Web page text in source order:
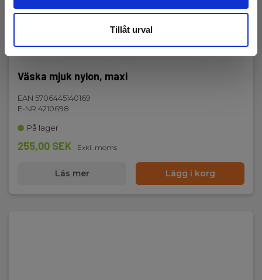
Tillåt urval
Väska mjuk nylon, maxi
EAN 5706445140169
E-NR 4210698
På lager
255,00 SEK Exkl. moms
Läs mer Lägg i korg